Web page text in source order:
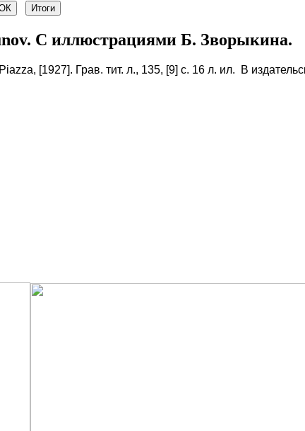
С иллюстрациями Б. Зворыкина.
[1927]. Грав. тит. л., 135, [9] с. 16 л. ил. В